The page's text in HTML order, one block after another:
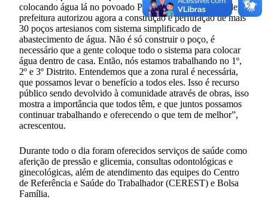
colocando água lá no povoado Pedra Grande. Na verdade, a
prefeitura autorizou agora a construção e perfuração de mais
30 poços artesianos com sistema simplificado de
abastecimento de água. Não é só construir o poço, é
necessário que a gente coloque todo o sistema para colocar
água dentro de casa. Então, nós estamos trabalhando no 1º,
2º e 3º Distrito. Entendemos que a zona rural é necessária,
que possamos levar o benefício a todos eles. Isso é recurso
público sendo devolvido à comunidade através de obras, isso
mostra a importância que todos têm, e que juntos possamos
continuar trabalhando e oferecendo o que tem de melhor”,
acrescentou.
Durante todo o dia foram oferecidos serviços de saúde como
aferição de pressão e glicemia, consultas odontológicas e
ginecológicas, além de atendimento das equipes do Centro
de Referência e Saúde do Trabalhador (CEREST) e Bolsa
Família.